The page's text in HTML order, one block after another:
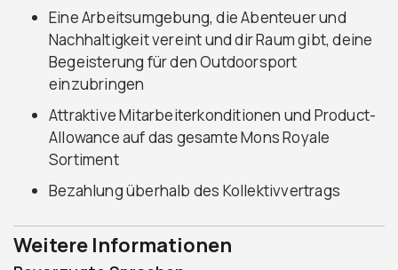
Eine Arbeitsumgebung, die Abenteuer und
Nachhaltigkeit vereint und dir Raum gibt, deine
Begeisterung für den Outdoorsport
einzubringen
Attraktive Mitarbeiterkonditionen und Product-
Allowance auf das gesamte Mons Royale
Sortiment
Bezahlung überhalb des Kollektivvertrags
Weitere Informationen